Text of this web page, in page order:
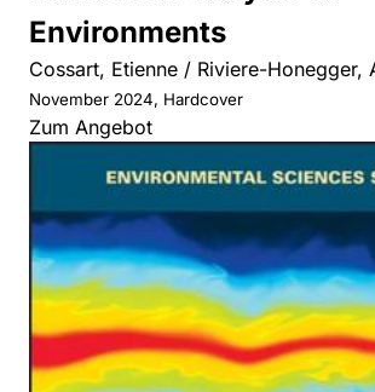
Environments
Cossart, Etienne / Riviere-Honegger,
November 2024, Hardcover
Zum Angebot